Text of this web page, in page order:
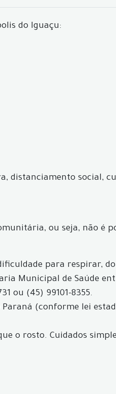
do Iguaçu:
distanciamento social,
ou seja, não é
para respirar,
Municipal de Saúde
ou (45) 99101-8355.
(conforme lei
o rosto. Cuidados